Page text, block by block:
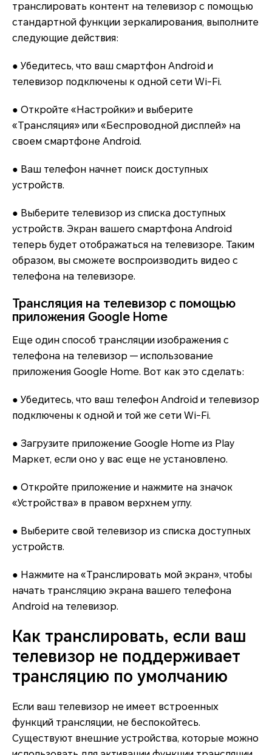
транслировать контент на телевизор с помощью
стандартной функции зеркалирования, выполните
следующие действия:
● Убедитесь, что ваш смартфон Android и
телевизор подключены к одной сети Wi-Fi.
● Откройте «Настройки» и выберите
«Трансляция» или «Беспроводной дисплей» на
своем смартфоне Android.
● Ваш телефон начнет поиск доступных
устройств.
● Выберите телевизор из списка доступных
устройств. Экран вашего смартфона Android
теперь будет отображаться на телевизоре. Таким
образом, вы сможете воспроизводить видео с
телефона на телевизоре.
Трансляция на телевизор с помощью
приложения Google Home
Еще один способ трансляции изображения с
телефона на телевизор — использование
приложения Google Home. Вот как это сделать:
● Убедитесь, что ваш телефон Android и телевизор
подключены к одной и той же сети Wi-Fi.
● Загрузите приложение Google Home из Play
Маркет, если оно у вас еще не установлено.
● Откройте приложение и нажмите на значок
«Устройства» в правом верхнем углу.
● Выберите свой телевизор из списка доступных
устройств.
● Нажмите на «Транслировать мой экран», чтобы
начать трансляцию экрана вашего телефона
Android на телевизор.
Как транслировать, если ваш
телевизор не поддерживает
трансляцию по умолчанию
Если ваш телевизор не имеет встроенных
функций трансляции, не беспокойтесь.
Существуют внешние устройства, которые можно